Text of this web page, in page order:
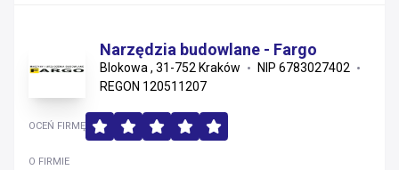
Narzędzia budowlane - Fargo
Blokowa , 31-752 Kraków
NIP 6783027402
REGON 120511207
O FIRMIE
OCEŃ FIRMĘ